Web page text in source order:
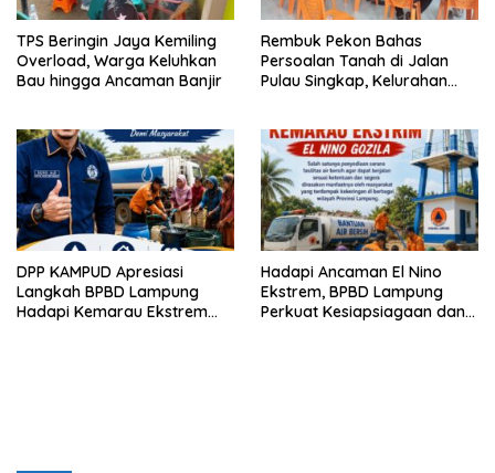
TPS Beringin Jaya Kemiling
Overload, Warga Keluhkan
Bau hingga Ancaman Banjir
Rembuk Pekon Bahas
Persoalan Tanah di Jalan
Pulau Singkap, Kelurahan
DPP KAMPUD Apresiasi
Langkah BPBD Lampung
Hadapi Kemarau Ekstrem
Hadapi Ancaman El Nino
Ekstrem, BPBD Lampung
Perkuat Kesiapsiagaan dan